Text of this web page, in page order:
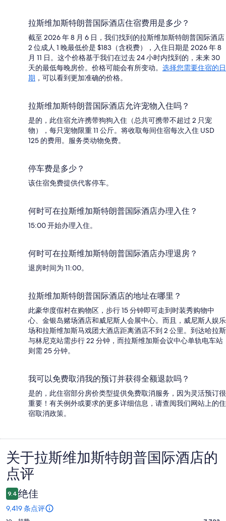
拉斯维加斯特朗普国际酒店住宿费用是多少？
截至 2026 年 8 月 6 日，我们找到的拉斯维加斯特朗普国际酒店
2 位成人 1 晚最低价是 $183（含税费），入住日期是 2026 年 8
月 11 日。这个价格基于我们在过去 24 小时内找到的，未来 30
天的最低每晚房价。价格可能会有所变动。 选择您需要住宿的日
期 ，可以看到更加准确的价格。
拉斯维加斯特朗普国际酒店允许宠物入住吗？
是的，此住宿允许携带狗狗入住（总共可携带不超过 2 只宠
物），每只宠物限重 11 公斤。将收取每间住宿每次入住 USD
125 的费用。服务类动物免费。
停车费是多少？
该住宿免费提供代客停车。
何时可在拉斯维加斯特朗普国际酒店办理入住？
15:00 开始办理入住。
何时可在拉斯维加斯特朗普国际酒店办理退房？
退房时间为 11:00。
拉斯维加斯特朗普国际酒店的地址在哪里？
此豪华度假村在购物区，步行 15 分钟即可走到时装秀购物中
心、金银岛赌场酒店和威尼斯人会展中心。而且，威尼斯人娱乐
场和拉斯维加斯马戏团大酒店距离酒店不到 2 公里。到达哈拉斯
与林尼克站需步行 22 分钟，而拉斯维加斯会议中心单轨电车站
则需 25 分钟。
我可以免费取消我的预订并获得全额退款吗？
是的，此住宿部分房价类型提供免费取消服务，因为灵活预订很
重要！有关例外或要求的更多详细信息，请查阅我们网站上的住
宿取消政策。
点
评
关于拉斯维加斯特朗普国际酒店的
点评
9.4 绝佳
9,419 条点评